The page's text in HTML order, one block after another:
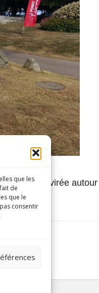
que les
de
que le
consentir
petite virée